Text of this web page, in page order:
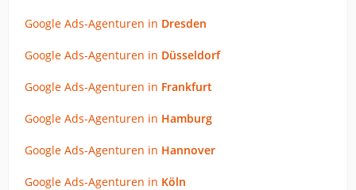
Google Ads-Agenturen in Dresden
Google Ads-Agenturen in Düsseldorf
Google Ads-Agenturen in Frankfurt
Google Ads-Agenturen in Hamburg
Google Ads-Agenturen in Hannover
Google Ads-Agenturen in Köln